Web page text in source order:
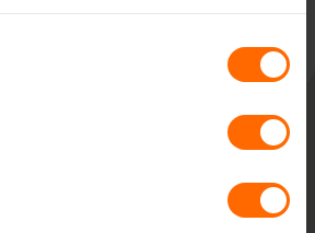
kunststof kozijnen van topkwaliteit,